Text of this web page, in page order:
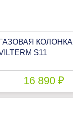
ГАЗОВАЯ КОЛОНКА
S11
16 890 ₽